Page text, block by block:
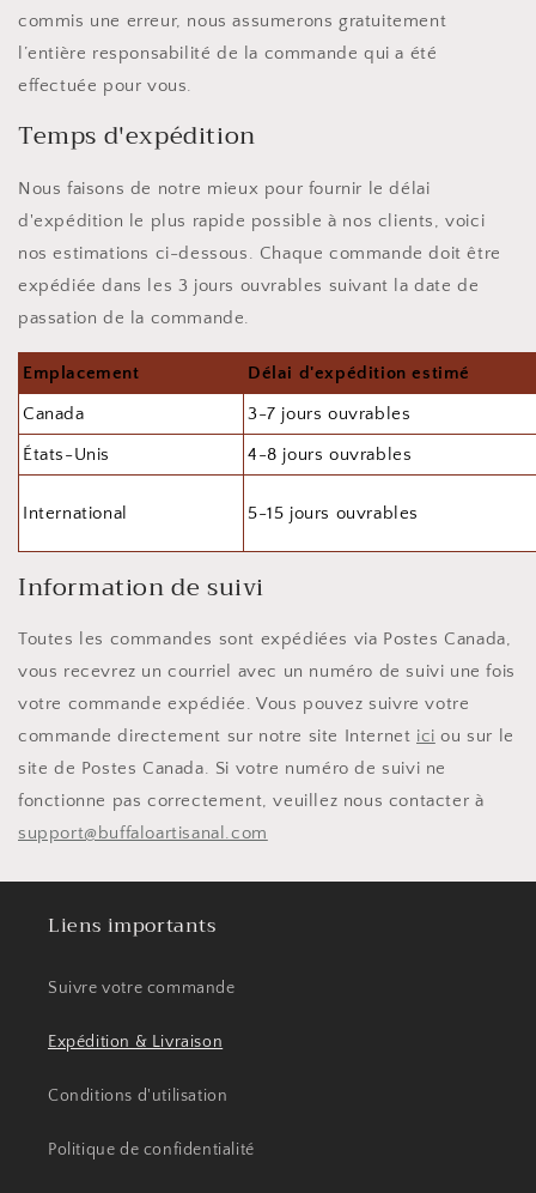
commis une erreur, nous assumerons gratuitement
l’entière responsabilité de la commande qui a été
effectuée pour vous.
Temps d'expédition
Nous faisons de notre mieux pour fournir le délai
d'expédition le plus rapide possible à nos clients, voici
nos estimations ci-dessous. Chaque commande doit être
expédiée dans les 3 jours ouvrables suivant la date de
passation de la commande.
Emplacement
Délai d'expédition estimé
Canada
3-7 jours ouvrables
États-Unis
4-8 jours ouvrables
International 5-15 jours ouvrables
Information de suivi
Toutes les commandes sont expédiées via Postes Canada,
vous recevrez un courriel avec un numéro de suivi une fois
votre commande expédiée. Vous pouvez suivre votre
commande directement sur notre site Internet ici ou sur le
site de Postes Canada. Si votre numéro de suivi ne
fonctionne pas correctement, veuillez nous contacter à
support@buffaloartisanal.com
Liens importants
Suivre votre commande
Expédition & Livraison
Conditions d'utilisation
Politique de confidentialité